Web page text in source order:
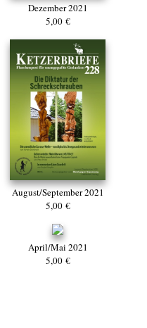
Dezember 2021
5,00 €
August/September 2021
5,00 €
April/Mai 2021
5,00 €